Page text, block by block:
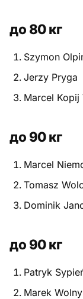
до 80 кг
Szymon
Jerzy Pryga
Marcel Kopij
до 90 кг
Marcel
Tomasz
Dominik
до 90 кг
Patryk
Marek Wolny